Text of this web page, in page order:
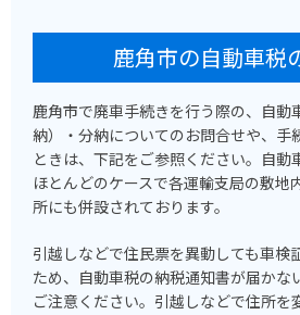
鹿角市の自動車税
鹿角市で廃車手続きを行う際の、自動
納）・分納についてのお問合せや、手
ときは、下記をご参照ください。自動
ほとんどのケースで各運輸支局の敷地
所にも併設されております。
引越しなどで住民票を異動しても車検
ため、自動車税の納税通知書が届かな
ご注意ください。引越しなどで住所を